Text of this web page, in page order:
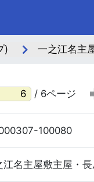
) 一之江名主
/ 6ページ
100080
江名主屋敷主屋・